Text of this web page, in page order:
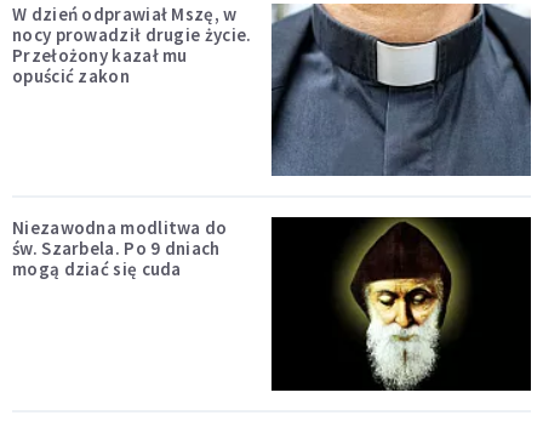
W dzień odprawiał Mszę, w
nocy prowadził drugie życie.
Przełożony kazał mu
opuścić zakon
Niezawodna modlitwa do
św. Szarbela. Po 9 dniach
mogą dziać się cuda